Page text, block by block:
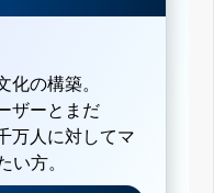
化の構築。
ザーとまだ
万人に対してマ
い方。